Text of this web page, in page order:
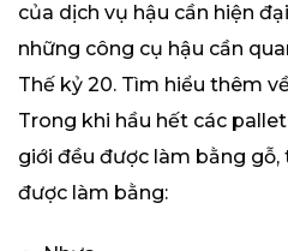
của dịch vụ hậu cần hiện
những công cụ hậu cần
Thế kỷ 20. Tìm hiểu thêm
Trong khi hầu hết các
giới đều được làm bằng
được làm bằng: